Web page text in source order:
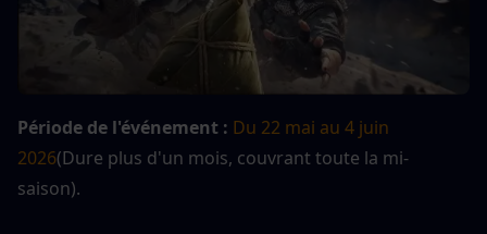
Période de l'événement : Du 22 mai au 4 juin
2026(Dure plus d'un mois, couvrant toute la mi-
saison).